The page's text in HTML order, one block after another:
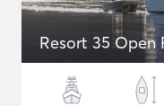
Resort 35 Open